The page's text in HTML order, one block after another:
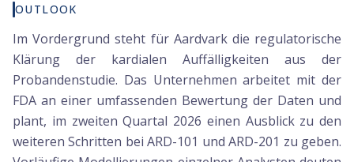
OUTLOOK
Im Vordergrund steht für Aardvark die regulatorische
Klärung der kardialen Auffälligkeiten aus der
Probandenstudie. Das Unternehmen arbeitet mit der
FDA an einer umfassenden Bewertung der Daten und
plant, im zweiten Quartal 2026 einen Ausblick zu den
weiteren Schritten bei ARD-101 und ARD-201 zu geben.